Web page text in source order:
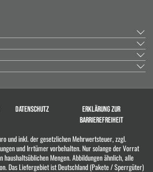
DATENSCHUTZ
ERKLÄRUNG ZUR
BARRIEREFREIHEIT
und inkl. der gesetzlichen Mehrwertsteuer, zzgl.
und Irrtümer vorbehalten. Nur solange der Vorrat
haushaltsüblichen Mengen. Abbildungen ähnlich, alle
Das Liefergebiet ist Deutschland (Pakete / Sperrgüter)